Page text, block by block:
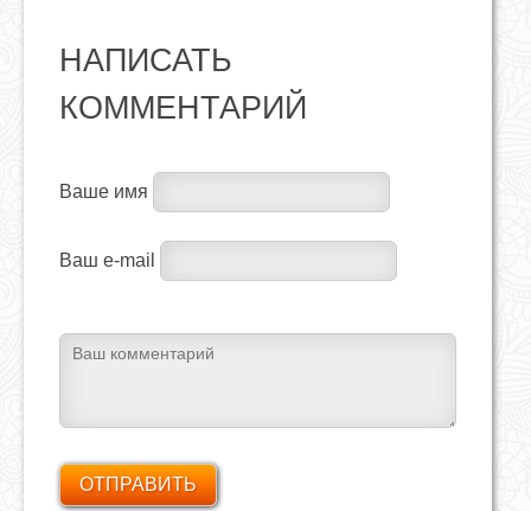
НАПИСАТЬ
КОММЕНТАРИЙ
Ваше имя
Ваш e-mail